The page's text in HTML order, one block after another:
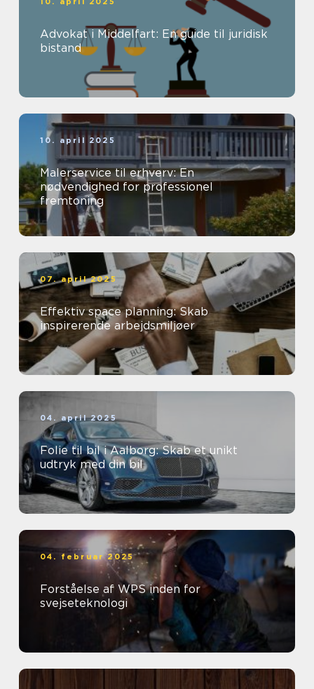
Advokat i Middelfart: En guide til juridisk
bistand
10. april 2025
Malerservice til erhverv: En
nødvendighed for professionel
fremtoning
07. april 2025
Effektiv space planning: Skab
inspirerende arbejdsmiljøer
04. april 2025
Folie til bil i Aalborg: Skab et unikt
udtryk med din bil
04. februar 2025
Forståelse af WPS inden for
svejseteknologi